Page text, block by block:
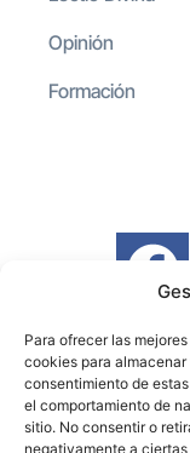
Para ofrecer las
cookies para
consentimiento de
el comportamiento de
sitio. No consentir o
negativamente a
Opinión
Formación